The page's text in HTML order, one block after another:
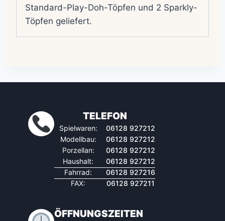
Standard-Play-Doh-Töpfen und 2 Sparkly-
Töpfen geliefert.
TELEFON
Spielwaren:
06128 927212
Modellbau:
06128 927212
Porzellan:
06128 927212
Haushalt:
06128 927212
Fahrrad:
06128 927216
FAX:
06128 927211
ÖFFNUNGSZEITEN